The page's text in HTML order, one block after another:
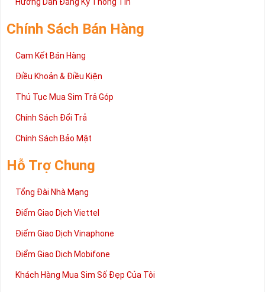
cấp trong bài viết này sẽ giúp bạn hiểu rõ ý nghĩa và các bước đặt
mua sim số tại Sim Tiền Giang nhanh chóng nhất.
Chúc quý khách tìm được chiếc sim Tứ quý 2 như ý!
Hướng Dẫn Đăng Ký Thông Tin
Chính Sách Bán Hàng
Cam Kết Bán Hàng
Điều Khoản & Điều Kiện
Thủ Tục Mua Sim Trả Góp
Chính Sách Đổi Trả
Chính Sách Bảo Mật
Hỗ Trợ Chung
Tổng Đài Nhà Mạng
Điểm Giao Dịch Viettel
Điểm Giao Dịch Vinaphone
Điểm Giao Dịch Mobifone
Khách Hàng Mua Sim Số Đẹp Của Tôi